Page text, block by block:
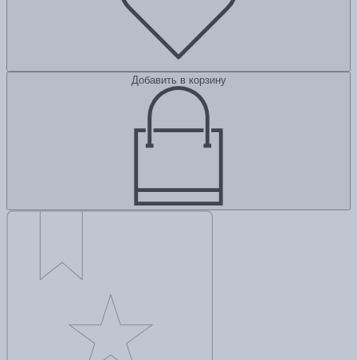
Добавить в корзину